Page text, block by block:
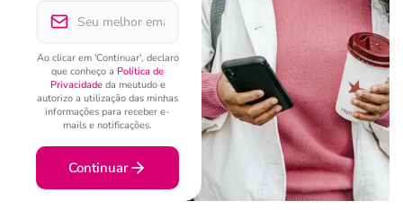
Ao clicar em 'Continuar', declaro
que conheço a Política de
Privacidadeda meutudo e
autorizo a utilização das minhas
informações para receber e-
mails e notificações.
Continuar